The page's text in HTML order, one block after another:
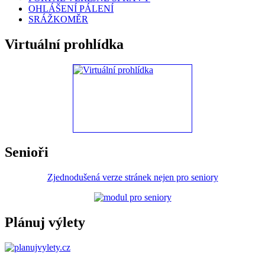
OHLÁŠENÍ PÁLENÍ
SRÁŽKOMĚR
Virtuální prohlídka
Senioři
Zjednodušená verze stránek nejen pro seniory
Plánuj výlety